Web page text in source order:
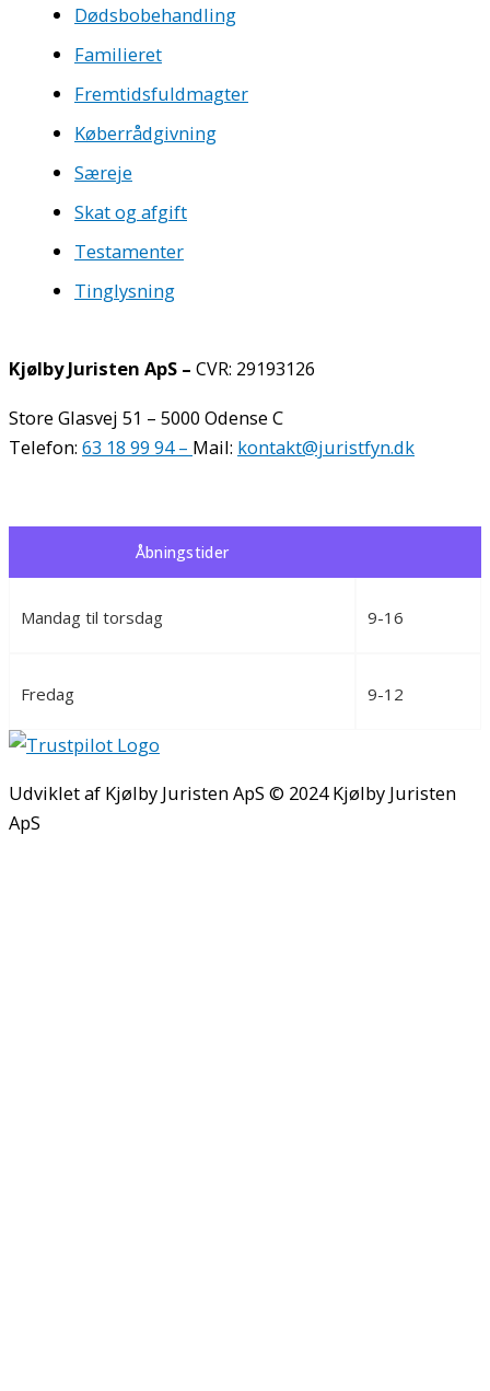
Dødsbobehandling
Familieret
Fremtidsfuldmagter
Køberrådgivning
Særeje
Skat og afgift
Testamenter
Tinglysning
Kjølby Juristen ApS – CVR: 29193126
Store Glasvej 51 – 5000 Odense C
Telefon: 63 18 99 94 – Mail: kontakt@juristfyn.dk
Åbningstider
Mandag til torsdag 9-16
Fredag 9-12
Udviklet af Kjølby Juristen ApS © 2024 Kjølby Juristen
ApS